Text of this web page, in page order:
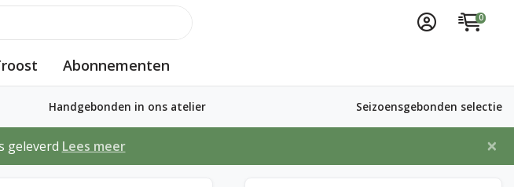
0
Abonnementen
Handgebonden in ons atelier Seizoensgebonden selectie
geleverd Lees meer ×